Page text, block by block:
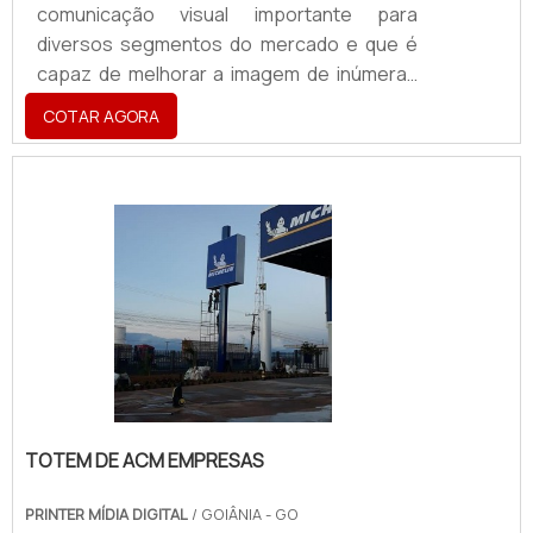
comunicação visual importante para
diversos segmentos do mercado e que é
capaz de melhorar a imagem de inúmeras
empresas, contribuindo para o maior
faturamento das mesmas.Composição do
materialO totem geralemente tem peso
facilmente movimentado. Entre os locais
em que esse tipo de totem pode aplicado
se destacam: Shoppings; Cinemas;
Fachadas de comércios; Pontos de ônibus;
Praças públicas.O totem backlight é
formado por uma est.
COTAR AGORA
TOTEM DE ACM EMPRESAS
PRINTER MÍDIA DIGITAL / GOIÂNIA - GO